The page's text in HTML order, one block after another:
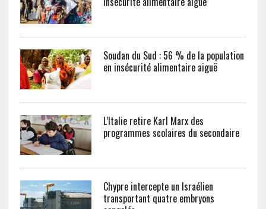
Soudan du Sud : 56 % de la population
en insécurité alimentaire aiguë
L’Italie retire Karl Marx des
programmes scolaires du secondaire
Chypre intercepte un Israélien
transportant quatre embryons